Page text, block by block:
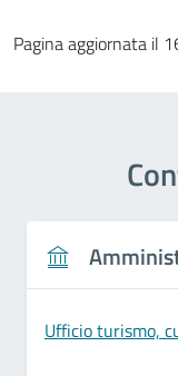
Pagina aggiornata il
Ufficio turismo,